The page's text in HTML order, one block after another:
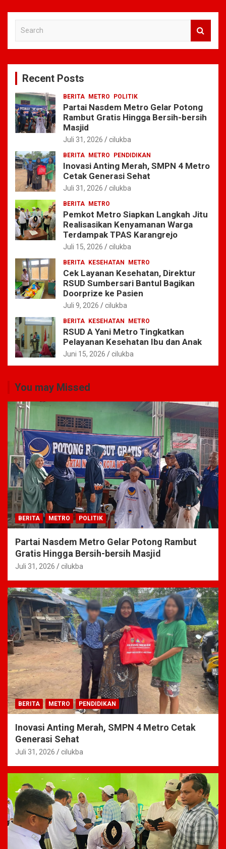
c
Recent Posts
BERITA METRO POLITIK
Partai Nasdem Metro Gelar Potong
Rambut Gratis Hingga Bersih-bersih
Masjid
Juli 31, 2026 cilukba
BERITA METRO PENDIDIKAN
Inovasi Anting Merah, SMPN 4 Metro
Cetak Generasi Sehat
Juli 31, 2026 cilukba
BERITA METRO
Pemkot Metro Siapkan Langkah Jitu
Realisasikan Kenyamanan Warga
Terdampak TPAS Karangrejo
Juli 15, 2026 cilukba
BERITA KESEHATAN METRO
Cek Layanan Kesehatan, Direktur
RSUD Sumbersari Bantul Bagikan
Doorprize ke Pasien
Juli 9, 2026 cilukba
BERITA KESEHATAN METRO
RSUD A Yani Metro Tingkatkan
Pelayanan Kesehatan Ibu dan Anak
Juni 15, 2026 cilukba
You may Missed
BERITA METRO POLITIK
Partai Nasdem Metro Gelar Potong Rambut
Gratis Hingga Bersih-bersih Masjid
Juli 31, 2026 cilukba
BERITA METRO PENDIDIKAN
Inovasi Anting Merah, SMPN 4 Metro Cetak
Generasi Sehat
Juli 31, 2026 cilukba